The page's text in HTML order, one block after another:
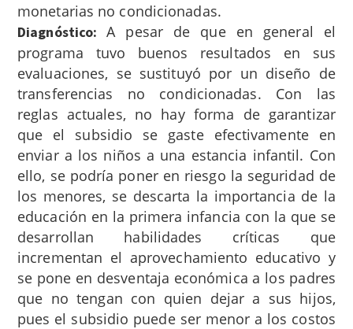
monetarias no condicionadas.
Diagnóstico:A pesar de que en general el
programa tuvo buenos resultados en sus
evaluaciones, se sustituyó por un diseño de
transferencias no condicionadas. Con las
reglas actuales, no hay forma de garantizar
que el subsidio se gaste efectivamente en
enviar a los niños a una estancia infantil. Con
ello, se podría poner en riesgo la seguridad de
los menores, se descarta la importancia de la
educación en la primera infancia con la que se
desarrollan habilidades críticas que
incrementan el aprovechamiento educativo y
se pone en desventaja económica a los padres
que no tengan con quien dejar a sus hijos,
pues el subsidio puede ser menor a los costos